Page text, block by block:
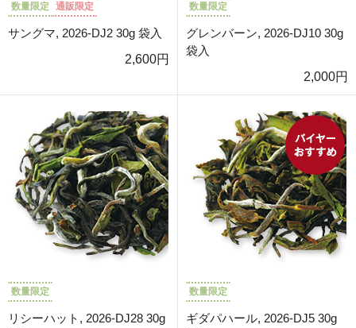
数量限定 通販限定
サングマ, 2026-DJ2 30g 袋入
2,600円
数量限定
グレンバーン, 2026-DJ10 30g
袋入
2,000円
数量限定
リシーハット, 2026-DJ28 30g
数量限定
ギダパハール, 2026-DJ5 30g